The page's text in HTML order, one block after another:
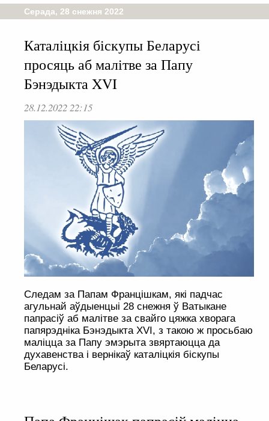
Серада, 28 снежня 2022
Каталіцкія біскупы Беларусі
просяць аб малітве за Папу
Бэнэдыкта XVI
28.12.2022 22:15
Следам за Папам Францішкам, які падчас
агульнай аўдыенцыі 28 снежня ў Ватыкане
папрасіў аб малітве за свайго цяжка хворага
папярэдніка Бэнэдыкта XVI, з такою ж просьбаю
маліцца за Папу эмэрыта звяртаюцца да
духавенства і вернікаў каталіцкія біскупы
Беларусі.